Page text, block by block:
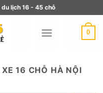
du lịch 16 - 45 chỗ
0
16 CHỖ HÀ NỘI